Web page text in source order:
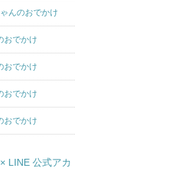
んのおでかけ
おでかけ
おでかけ
おでかけ
おでかけ